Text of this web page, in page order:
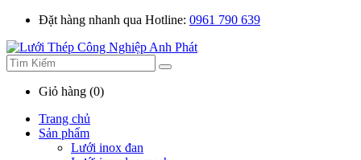
Đặt hàng nhanh qua Hotline: 0961 790 639
Giỏ hàng (0)
Trang chủ
Sản phẩm
Lưới inox đan